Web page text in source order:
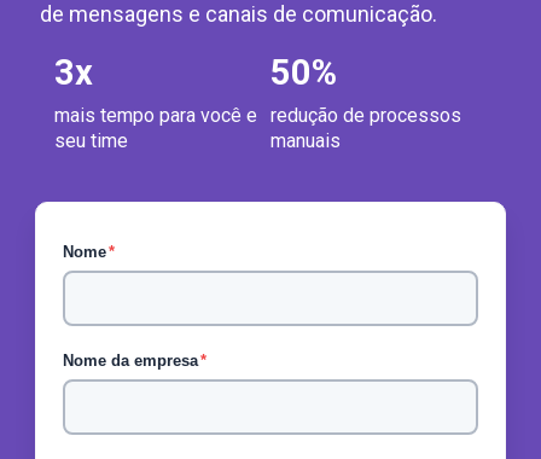
de mensagens e canais de comunicação.
3x
mais tempo para você e
seu time
50%
redução de processos
manuais
Nome*
Nome da empresa*